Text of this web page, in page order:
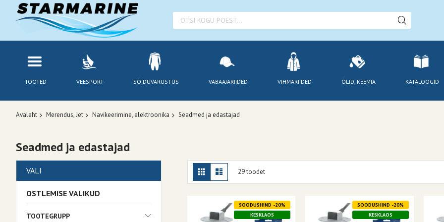
TOOTED VEESPORT SÕIDUVARUSTUS VABAAJARIIDED VIHMARIIDED ÕLID, KEEMIA KATALOOGID
Avaleht Merendus, Jet Navikeerimine, elektroonika Seadmed ja edastajad
Seadmed ja edastajad
Kuvamisviis
RuudustikNimekiri
29toodet
SOODUSHIND -20%
KESKLAOS
SOODUSHIND -20%
KESKLAOS
VALI
OSTLEMISE VALIKUD
TOOTEGRUPP